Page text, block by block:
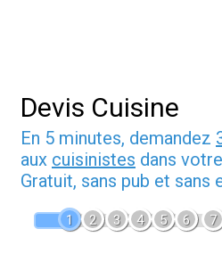
Devis Cuisine
En 5 minutes, demandez
aux cuisinistes dans
Gratuit, sans pub et sans
1 2 3 4 5 6 7